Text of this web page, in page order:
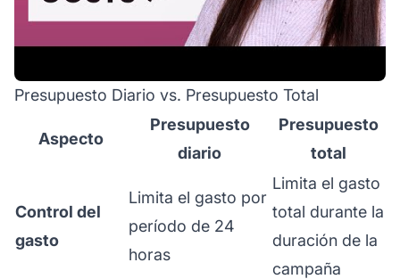
Presupuesto Diario vs. Presupuesto Total
Aspecto
Presupuesto
diario
Presupuesto
total
Control del
gasto
Limita el gasto por
período de 24
horas
Limita el gasto
total durante la
duración de la
campaña